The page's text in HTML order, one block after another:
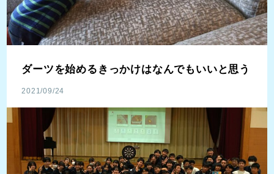
ダーツを始めるきっかけはなんでもいいと思う
2021/09/24